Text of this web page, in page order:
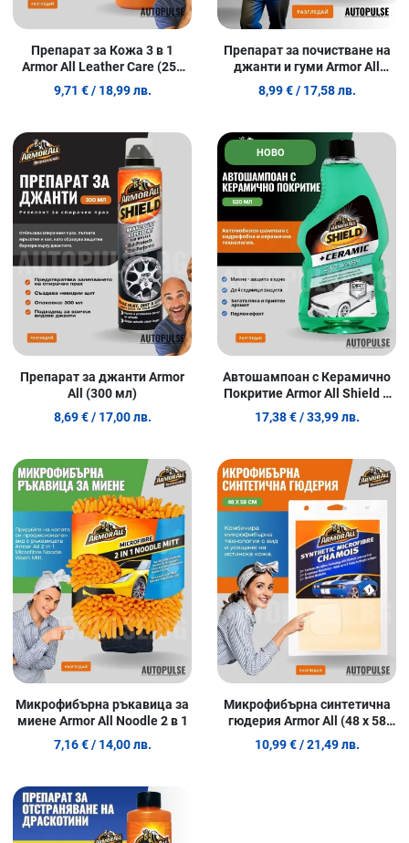
Препарат за Кожа 3 в 1
Armor All Leather Care (250
мл)
9,71 € / 18,99 лв.
Препарат за почистване на
джанти и гуми Armor All
Wheel & Tire Cleaner 500 мл
8,99 € / 17,58 лв.
Добави в любими
Сравни продукт
Quick View
Препарат за джанти Armor
All (300 мл)
8,69 € / 17,00 лв.
НОВО
Автошампоан с Керамично
Покритие Armor All Shield +
Ceramic Car Wash 520 мл
17,38 € / 33,99 лв.
Добави в любими
Сравни продукт
Quick View
Микрофибърна ръкавица за
миене Armor All Noodle 2 в 1
7,16 € / 14,00 лв.
Микрофибърна синтетична
гюдерия Armor All (48 x 58
см)
10,99 € / 21,49 лв.